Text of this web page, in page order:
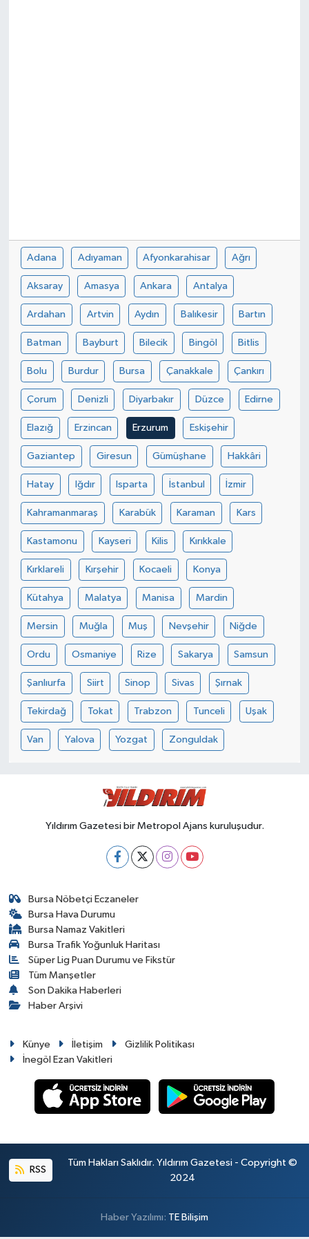
Adana Adıyaman Afyonkarahisar Ağrı
Aksaray Amasya Ankara Antalya
Ardahan Artvin Aydın Balıkesir Bartın
Batman Bayburt Bilecik Bingöl Bitlis
Bolu Burdur Bursa Çanakkale Çankırı
Çorum Denizli Diyarbakır Düzce Edirne
Elazığ Erzincan Erzurum Eskişehir
Gaziantep Giresun Gümüşhane Hakkâri
Hatay Iğdır Isparta İstanbul İzmir
Kahramanmaraş Karabük Karaman Kars
Kastamonu Kayseri Kilis Kırıkkale
Kırklareli Kırşehir Kocaeli Konya
Kütahya Malatya Manisa Mardin
Mersin Muğla Muş Nevşehir Niğde
Ordu Osmaniye Rize Sakarya Samsun
Şanlıurfa Siirt Sinop Sivas Şırnak
Tekirdağ Tokat Trabzon Tunceli Uşak
Van Yalova Yozgat Zonguldak
Yıldırım Gazetesi bir Metropol Ajans kuruluşudur.
Bursa Nöbetçi Eczaneler
Bursa Hava Durumu
Bursa Namaz Vakitleri
Bursa Trafik Yoğunluk Haritası
Süper Lig Puan Durumu ve Fikstür
Tüm Manşetler
Son Dakika Haberleri
Haber Arşivi
Künye İletişim
Gizlilik Politikası
İnegöl Ezan Vakitleri
RSS
Tüm Hakları Saklıdır. Yıldırım Gazetesi - Copyright ©
2024
Haber Yazılımı: TE Bilişim